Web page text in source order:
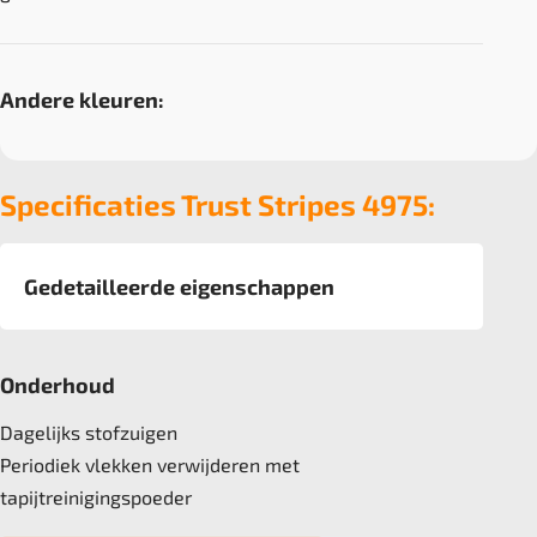
Andere kleuren:
Specificaties Trust Stripes 4975:
Gedetailleerde eigenschappen
Pool
Poolgewicht
500 gr/m2
Onderhoud
Dagelijks stofzuigen
Periodiek vlekken verwijderen met
tapijtreinigingspoeder